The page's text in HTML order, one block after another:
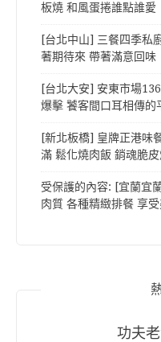
板燒 和風蛋捲誰點誰愛
[台北中山] 三餐四季私
著期待來 帶著滿意回味
[台北大安] 安東市場
爆擊 饕客間口耳相傳的
[新北板橋] 皇牌正港味
滿 鬆化燒肉飯 銷魂脆
受保護的內容: [宜蘭宜
肉質 各種精緻排餐 享
功夫